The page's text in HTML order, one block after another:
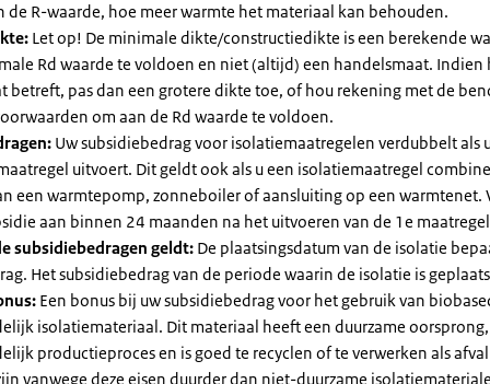
de R-waarde, hoe meer warmte het materiaal kan behouden.
Let op! De minimale dikte/constructiedikte is een berekende
Rd waarde te voldoen en niet (altijd) een handelsmaat. Indien
betreft, pas dan een grotere dikte toe, of hou rekening met de
om aan de Rd waarde te voldoen.
Uw subsidiebedrag voor isolatiemaatregelen verdubbelt als
uitvoert. Dit geldt ook als u een isolatiemaatregel
een warmtepomp, zonneboiler of aansluiting op een warmtenet.
aan binnen 24 maanden na het uitvoeren van de 1e
subsidiebedragen geldt: De plaatsingsdatum van de isolatie
Het subsidiebedrag van de periode waarin de isolatie is
Een bonus bij uw subsidiebedrag voor het gebruik van
isolatiemateriaal. Dit materiaal heeft een duurzame oorsprong,
productieproces en is goed te recyclen of te verwerken als
vanwege deze eisen duurder dan niet-duurzame